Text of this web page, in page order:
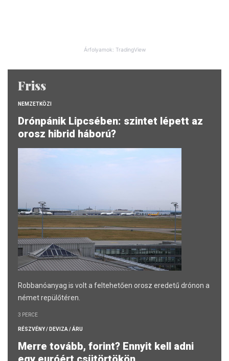
Árfolyamok: TradingView
Friss
NEMZETKÖZI
Drónpánik Lipcsében: szintet lépett az
orosz hibrid háború?
Robbanóanyag is volt a feltehetően orosz eredetű drónon a
német repülőtéren.
3 PERCE
RÉSZVÉNY / DEVIZA / ÁRU
Merre tovább, forint? Ennyit kell adni